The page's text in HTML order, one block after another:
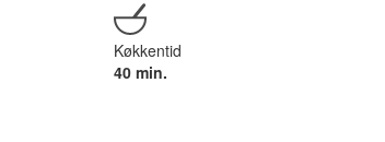
Køkkentid
40 min.